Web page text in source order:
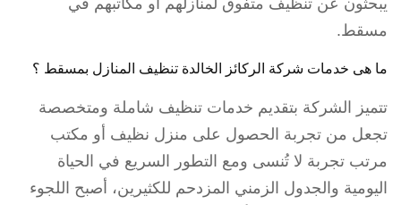
يبحثون عن تنظيف متفوق لمنازلهم أو مكاتبهم في
مسقط.
ما هى خدمات شركة الركائز الخالدة تنظيف المنازل بمسقط ؟
تتميز الشركة بتقديم خدمات تنظيف شاملة ومتخصصة
تجعل من تجربة الحصول على منزل نظيف أو مكتب
مرتب تجربة لا تُنسى ومع التطور السريع في الحياة
اليومية والجدول الزمني المزدحم للكثيرين، أصبح اللجوء